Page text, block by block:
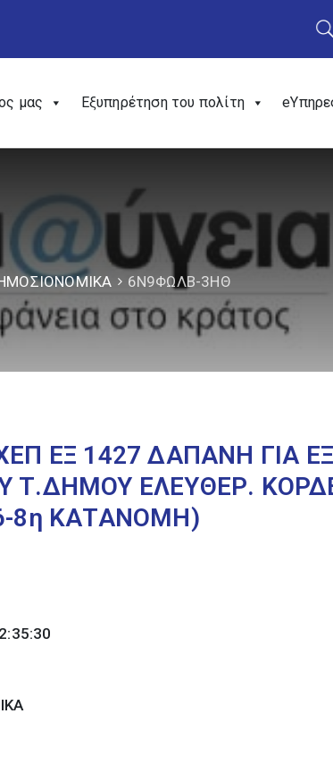
μας Εξυπηρέτηση του πολίτη
6Ν9ΦΩΛΒ-3ΗΘ
ΕΞ 1427 ΔΑΠΑΝΗ ΓΙΑ
Τ.ΔΗΜΟΥ ΕΛΕΥΘΕΡ.
8η ΚΑΤΑΝΟΜΗ)